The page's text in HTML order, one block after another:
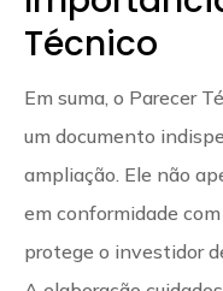
Técnico
Em suma, o Parecer
um documento
ampliação. Ele não
em conformidade
protege o investidor